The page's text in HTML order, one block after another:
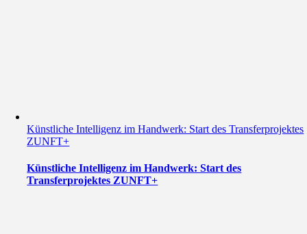
Künstliche Intelligenz im Handwerk: Start des Transferprojektes
ZUNFT+
Künstliche Intelligenz im Handwerk: Start des
Transferprojektes ZUNFT+